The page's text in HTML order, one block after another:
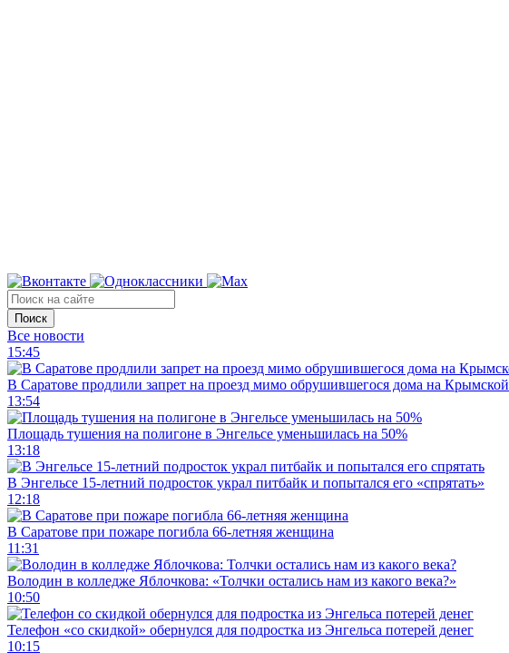
Поиск
Все новости
15:45
В Саратове продлили запрет на проезд мимо обрушившегося дома на Крымской
13:54
Площадь тушения на полигоне в Энгельсе уменьшилась на 50%
13:18
В Энгельсе 15-летний подросток украл питбайк и попытался его «спрятать»
12:18
В Саратове при пожаре погибла 66-летняя женщина
11:31
Володин в колледже Яблочкова: «Толчки остались нам из какого века?»
10:50
Телефон «со скидкой» обернулся для подростка из Энгельса потерей денег
10:15